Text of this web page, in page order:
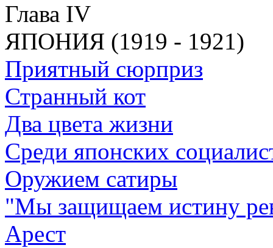
Глава IV
ЯПОНИЯ (1919 - 1921)
Приятный сюрприз
Странный кот
Два цвета жизни
Среди японских
Оружием сатиры
"Мы защищаем истину
Арест